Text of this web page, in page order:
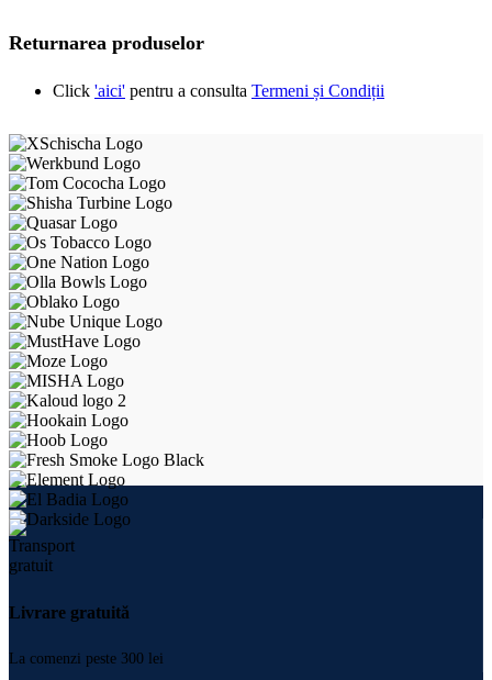
Returnarea produselor
Click 'aici' pentru a consulta Termeni și Condiții
Livrare gratuită
La comenzi peste 300 lei